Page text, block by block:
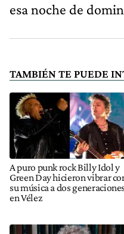
esa noche de
TAMBIÉN TE PUEDE
A puro punk rock Billy Idol y
Green Day hicieron vibrar
su música a dos
en Vélez